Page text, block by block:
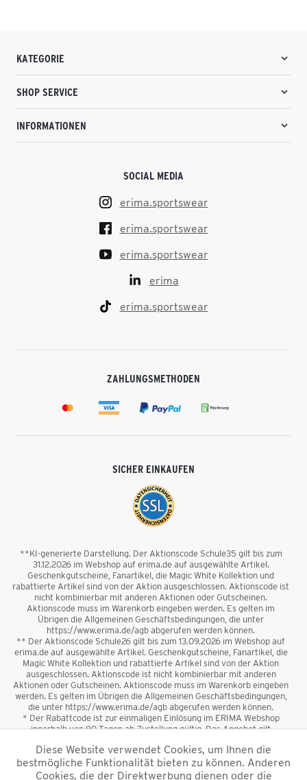
KATEGORIE
SHOP SERVICE
INFORMATIONEN
SOCIAL MEDIA
erima.sportswear
erima.sportswear
erima.sportswear
erima
erima.sportswear
ZAHLUNGSMETHODEN
SICHER EINKAUFEN
**KI-generierte Darstellung. Der Aktionscode Schule35 gilt bis zum
31.12.2026 im Webshop auf erima.de auf ausgewählte Artikel.
Geschenkgutscheine, Fanartikel, die Magic White Kollektion und
rabattierte Artikel sind von der Aktion ausgeschlossen. Aktionscode ist
nicht kombinierbar mit anderen Aktionen oder Gutscheinen.
Aktionscode muss im Warenkorb eingeben werden. Es gelten im
Übrigen die Allgemeinen Geschäftsbedingungen, die unter
https://www.erima.de/agb abgerufen werden können.
** Der Aktionscode Schule26 gilt bis zum 13.09.2026 im Webshop auf
erima.de auf ausgewählte Artikel. Geschenkgutscheine, Fanartikel, die
Magic White Kollektion und rabattierte Artikel sind von der Aktion
ausgeschlossen. Aktionscode ist nicht kombinierbar mit anderen
Aktionen oder Gutscheinen. Aktionscode muss im Warenkorb eingeben
werden. Es gelten im Übrigen die Allgemeinen Geschäftsbedingungen,
die unter https://www.erima.de/agb abgerufen werden können.
* Der Rabattcode ist zur einmaligen Einlösung im ERIMA Webshop
innerhalb von 90 Tagen ab Zustellung gültig. Das Angebot gilt
sowie Geschenkgutscheine sind vom Rabatt ausgeschlossen. Der
Rabattcode ist nicht mit anderen Aktionen oder Gutscheinen
kombinierbar. Der Mindestbestellwert beträgt 50 €
Diese Website verwendet Cookies, um Ihnen die
bestmögliche Funktionalität bieten zu können. Anderen
Cookies, die der Direktwerbung dienen oder die